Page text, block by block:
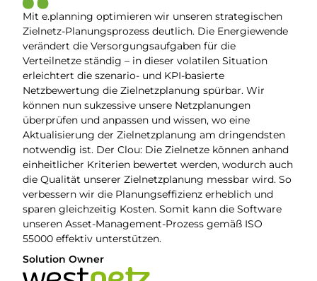
Mit e.planning optimieren wir unseren strategischen
Zielnetz-Planungsprozess deutlich. Die Energiewende
verändert die Versorgungsaufgaben für die
Verteilnetze ständig – in dieser volatilen Situation
erleichtert die szenario- und KPI-basierte
Netzbewertung die Zielnetzplanung spürbar. Wir
können nun sukzessive unsere Netzplanungen
überprüfen und anpassen und wissen, wo eine
Aktualisierung der Zielnetzplanung am dringendsten
notwendig ist. Der Clou: Die Zielnetze können anhand
einheitlicher Kriterien bewertet werden, wodurch auch
die Qualität unserer Zielnetzplanung messbar wird. So
verbessern wir die Planungseffizienz erheblich und
sparen gleichzeitig Kosten. Somit kann die Software
unseren Asset-Management-Prozess gemäß ISO
55000 effektiv unterstützen.
Solution Owner